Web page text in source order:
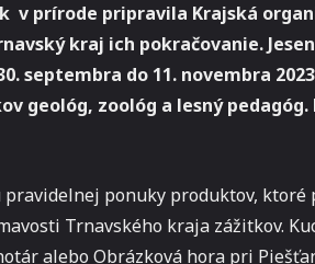
v prírode pripravila Krajská
kraj ich pokračovanie.
septembra do 11. novembra
geológ, zoológ a lesný pedagóg.
pravidelnej ponuky produktov,
Trnavského kraja zážitkov.
alebo Obrázková hora pri